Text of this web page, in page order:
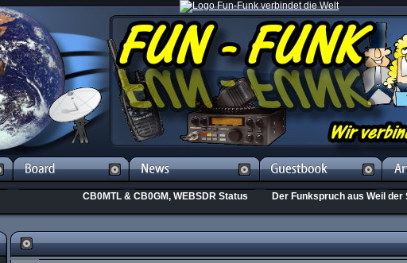
CB0MTL & CB0GM, WEBSDR Status Der Funkspruch aus Weil der